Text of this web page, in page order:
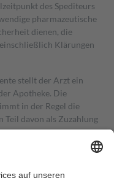
des Spediteurs
pharmazeutische
dienen, die
Klärungen
stellt der Arzt ein
Apotheke. Die
in der Regel die
Teil davon als Zuzahlung
in Höhe von zehn
als die tatsächlichen